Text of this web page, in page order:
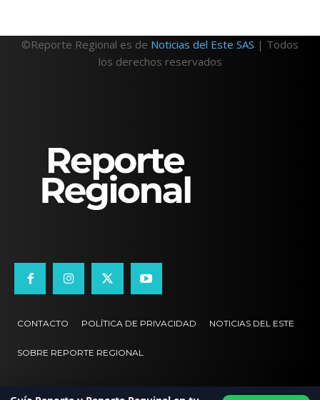
©Reporte Regional es de Noticias del Este SAS | Todos
los derechos reservados
CONTACTO POLÍTICA DE PRIVACIDAD NOTICIAS DEL ESTE
SOBRE REPORTE REGIONAL